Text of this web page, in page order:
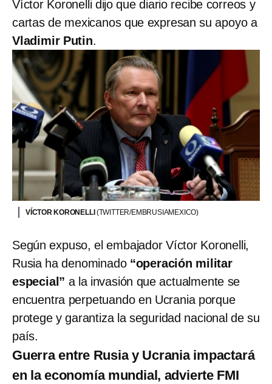
Víctor Koronelli dijo que diario recibe correos y
cartas de mexicanos que expresan su apoyo a
Vladimir Putin.
VÍCTOR KORONELLI (TWITTER/EMBRUSIAMEXICO)
Según expuso, el embajador Víctor Koronelli,
Rusia ha denominado“operación militar
especial” a la invasión que actualmente se
encuentra perpetuando en Ucrania porque
protege y garantiza la seguridad nacional de su
país.
Guerra entre Rusia y Ucrania impactará
en la economía mundial, advierte FMI